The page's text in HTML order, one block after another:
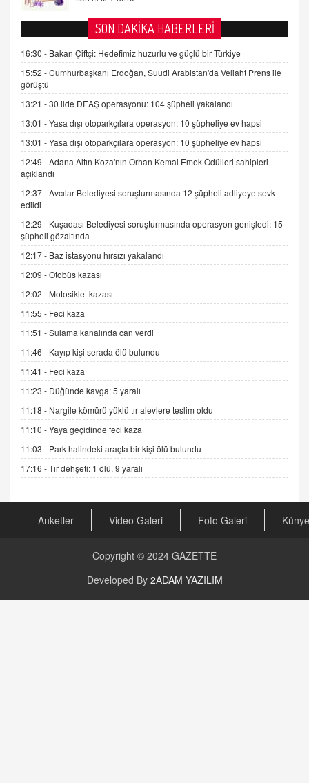
AV. DOĞAN CAN DOĞAN
Kişisel verilerin korunması ve dijital hukukun
gelişimi
15.09.2025 16:17
SEHER EREK
Kış Ayları Geldi, Hangi Önlemler Alınmalı?
9.12.2025 10:11
İNCİ GÜL AKÖL
06.07.2026 13:00
ADEM AKÖL
Esed Destekçilerinin Yüzüne Vurulan Şamar:
Sednaya
11.12.2024 12:30
DR. EKREM ASLAN
Gerçek Ne, Algı Ne? "Beraber Yürüyoruz"
Cümlesinin Peşinden
19.07.2025 12:45
GÖNÜL MENEKŞE
Şifacının Yolu
04.11.2025 12:56
AV. RÜMEYSA ÖZKALE
Kira Uyuşmazlıklarında Dava Açmadan Önce
Arabulucuya Başvuru Şartı
CAN UĞURATEŞ
Değişen yapısıyla Suriye
GÜNLÜK BURÇ YORUMU
SON DAKİKA HABERLERİ
16:30 - Bakan Çiftçi: Hedefimiz huzurlu ve güçlü bir Türkiye
15:52 -Cumhurbaşkanı Erdoğan, Suudi Arabistan'da Veliaht Prens ile
görüştü
13:21 -30 ilde DEAŞ operasyonu: 104 şüpheli yakalandı
13:01 -Yasa dışı otoparkçılara operasyon: 10 şüpheliye ev hapsi
13:01 -Yasa dışı otoparkçılara operasyon: 10 şüpheliye ev hapsi
12:49 -Adana Altın Koza'nın Orhan Kemal Emek Ödülleri sahipleri
açıklandı
12:37 -Avcılar Belediyesi soruşturmasında 12 şüpheli adliyeye sevk
edildi
12:29 - Kuşadası Belediyesi soruşturmasında operasyon genişledi: 15
şüpheli gözaltında
12:17 - Baz istasyonu hırsızı yakalandı
12:09 -Otobüs kazası
12:02 - Motosiklet kazası
11:55 - Feci kaza
11:51 -Sulama kanalında can verdi
11:46 - Kayıp kişi serada ölü bulundu
11:41 - Feci kaza
11:23 - Düğünde kavga: 5 yaralı
11:18 - Nargile kömürü yüklü tır alevlere teslim oldu
11:10 -Yaya geçidinde feci kaza
11:03 - Park halindeki araçta bir kişi ölü bulundu
17:16 -Tır dehşeti: 1 ölü, 9 yaralı
Anketler Video Galeri Foto Galeri Künye
Copyright © 2024 GAZETTE
Developed By 2ADAM YAZILIM